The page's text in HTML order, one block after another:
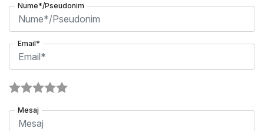
Nume*/Pseudonim
Email*
Mesaj